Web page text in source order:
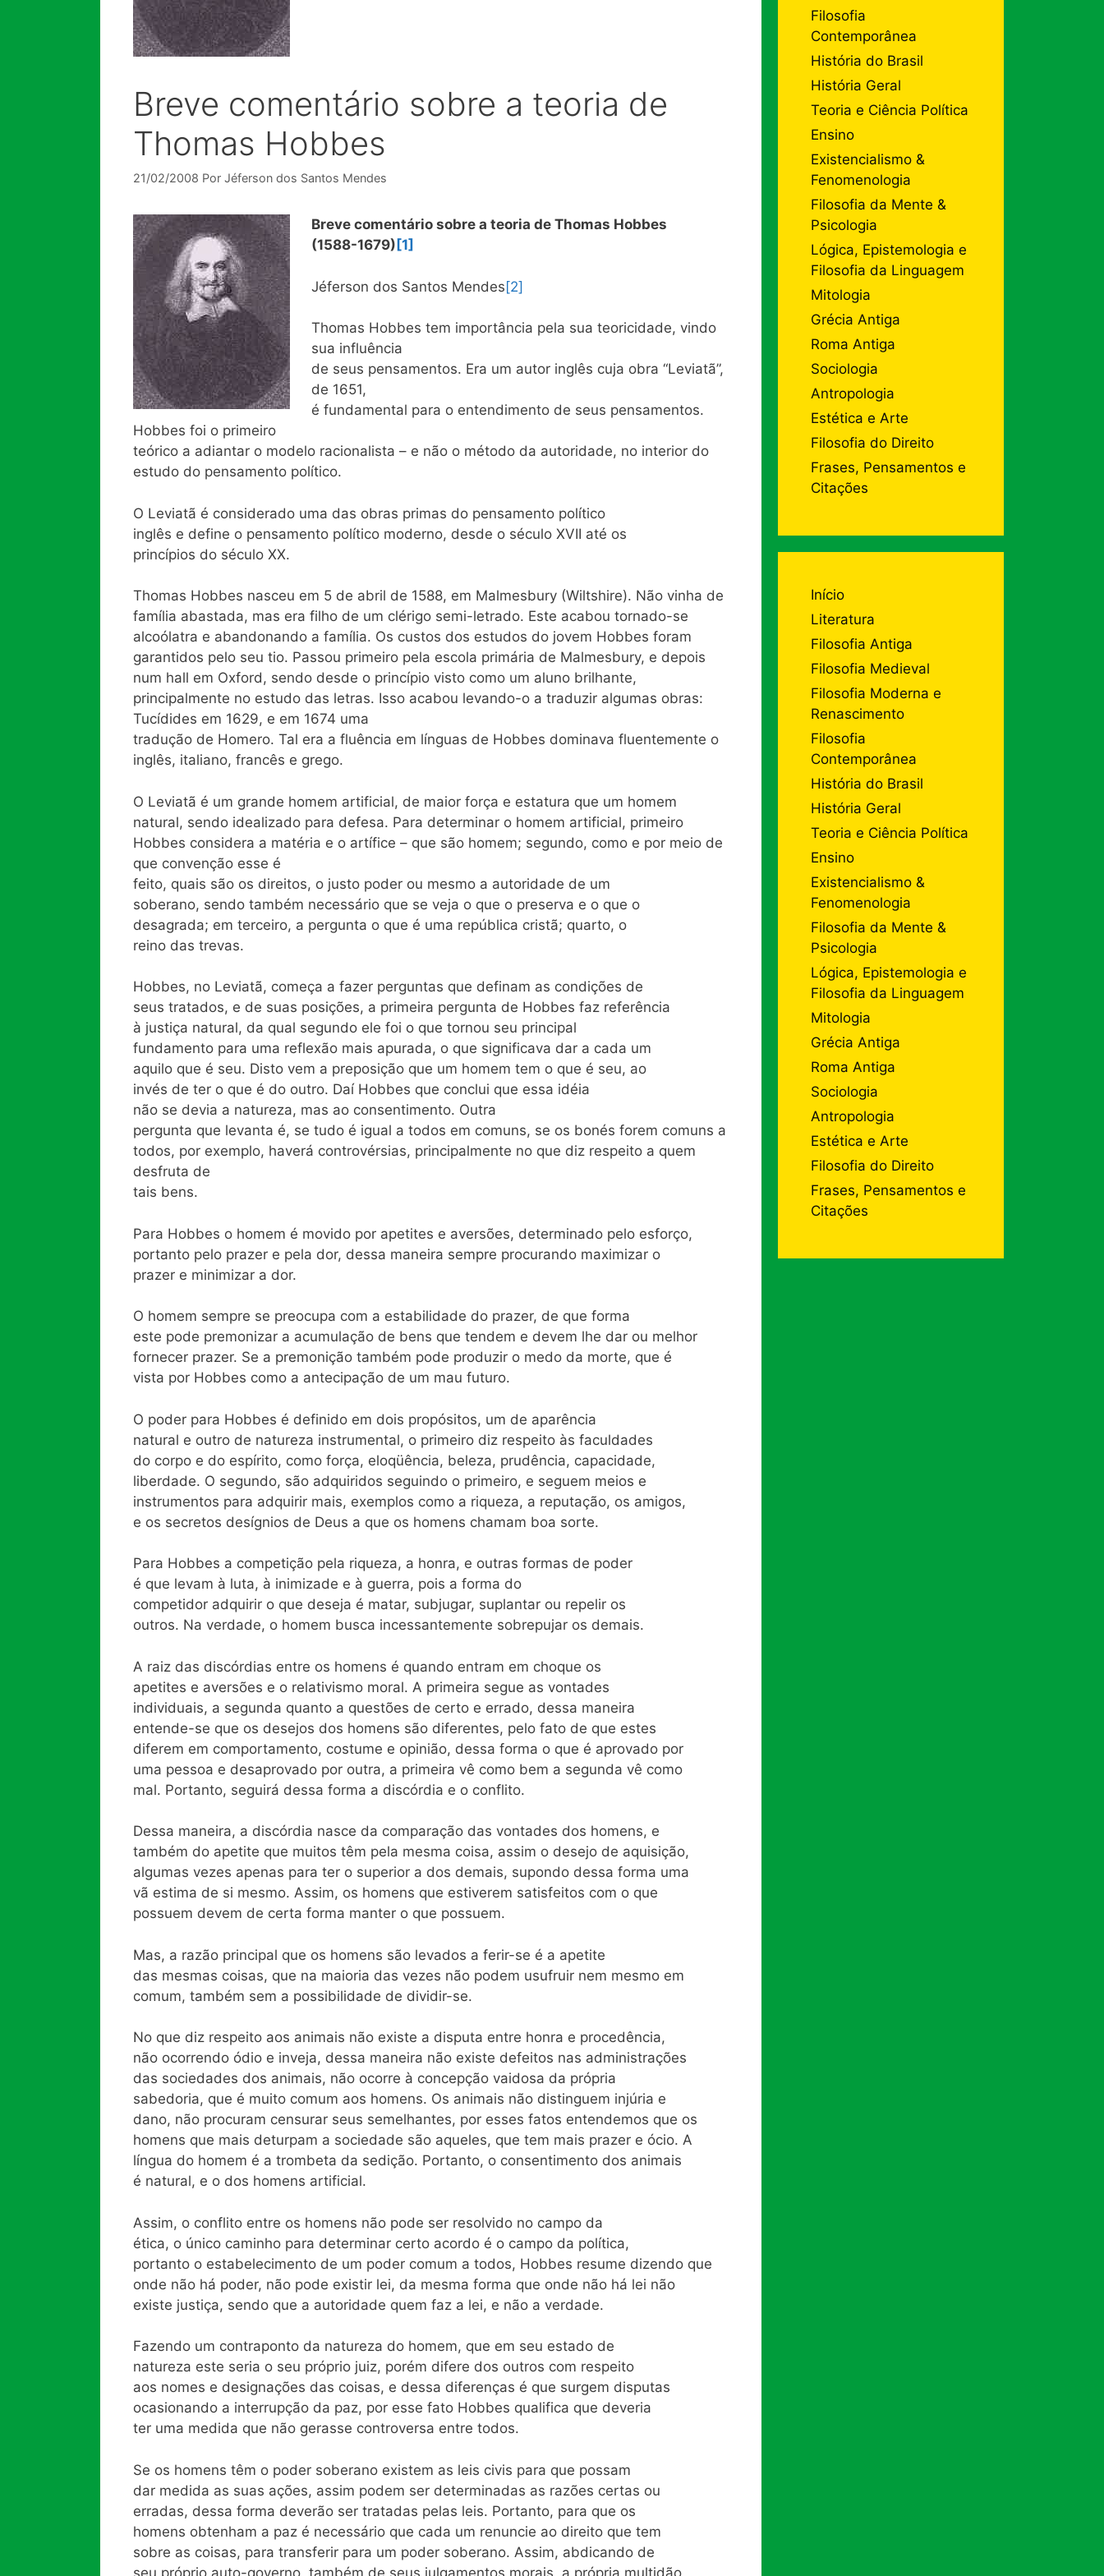
Breve comentário sobre a teoria de
Thomas Hobbes
21/02/2008 Por Jéferson dos Santos Mendes
Breve comentário sobre a teoria de Thomas Hobbes
(1588-1679) [1]
Jéferson dos Santos Mendes[2]
Thomas Hobbes tem importância pela sua teoricidade, vindo
sua influência
de seus pensamentos. Era um autor inglês cuja obra “Leviatã”,
de 1651,
é fundamental para o entendimento de seus pensamentos.
Hobbes foi o primeiro
teórico a adiantar o modelo racionalista – e não o método da autoridade, no interior do
estudo do pensamento político.
O Leviatã é considerado uma das obras primas do pensamento político
inglês e define o pensamento político moderno, desde o século XVII até os
princípios do século XX.
Thomas Hobbes nasceu em 5 de abril de 1588, em Malmesbury (Wiltshire). Não vinha de
família abastada, mas era filho de um clérigo semi-letrado. Este acabou tornado-se
alcoólatra e abandonando a família. Os custos dos estudos do jovem Hobbes foram
garantidos pelo seu tio. Passou primeiro pela escola primária de Malmesbury, e depois
num hall em Oxford, sendo desde o princípio visto como um aluno brilhante,
principalmente no estudo das letras. Isso acabou levando-o a traduzir algumas obras:
Tucídides em 1629, e em 1674 uma
tradução de Homero. Tal era a fluência em línguas de Hobbes dominava fluentemente o
inglês, italiano, francês e grego.
O Leviatã é um grande homem artificial, de maior força e estatura que um homem
natural, sendo idealizado para defesa. Para determinar o homem artificial, primeiro
Hobbes considera a matéria e o artífice – que são homem; segundo, como e por meio de
que convenção esse é
feito, quais são os direitos, o justo poder ou mesmo a autoridade de um
soberano, sendo também necessário que se veja o que o preserva e o que o
desagrada; em terceiro, a pergunta o que é uma república cristã; quarto, o
reino das trevas.
Hobbes, no Leviatã, começa a fazer perguntas que definam as condições de
seus tratados, e de suas posições, a primeira pergunta de Hobbes faz referência
à justiça natural, da qual segundo ele foi o que tornou seu principal
fundamento para uma reflexão mais apurada, o que significava dar a cada um
aquilo que é seu. Disto vem a preposição que um homem tem o que é seu, ao
invés de ter o que é do outro. Daí Hobbes que conclui que essa idéia
não se devia a natureza, mas ao consentimento. Outra
pergunta que levanta é, se tudo é igual a todos em comuns, se os bonés forem comuns a
todos, por exemplo, haverá controvérsias, principalmente no que diz respeito a quem
desfruta de
tais bens.
Para Hobbes o homem é movido por apetites e aversões, determinado pelo esforço,
portanto pelo prazer e pela dor, dessa maneira sempre procurando maximizar o
prazer e minimizar a dor.
O homem sempre se preocupa com a estabilidade do prazer, de que forma
este pode premonizar a acumulação de bens que tendem e devem lhe dar ou melhor
fornecer prazer. Se a premonição também pode produzir o medo da morte, que é
vista por Hobbes como a antecipação de um mau futuro.
O poder para Hobbes é definido em dois propósitos, um de aparência
natural e outro de natureza instrumental, o primeiro diz respeito às faculdades
do corpo e do espírito, como força, eloqüência, beleza, prudência, capacidade,
liberdade. O segundo, são adquiridos seguindo o primeiro, e seguem meios e
instrumentos para adquirir mais, exemplos como a riqueza, a reputação, os amigos,
e os secretos desígnios de Deus a que os homens chamam boa sorte.
Para Hobbes a competição pela riqueza, a honra, e outras formas de poder
é que levam à luta, à inimizade e à guerra, pois a forma do
competidor adquirir o que deseja é matar, subjugar, suplantar ou repelir os
outros. Na verdade, o homem busca incessantemente sobrepujar os demais.
A raiz das discórdias entre os homens é quando entram em choque os
apetites e aversões e o relativismo moral. A primeira segue as vontades
individuais, a segunda quanto a questões de certo e errado, dessa maneira
entende-se que os desejos dos homens são diferentes, pelo fato de que estes
diferem em comportamento, costume e opinião, dessa forma o que é aprovado por
uma pessoa e desaprovado por outra, a primeira vê como bem a segunda vê como
mal. Portanto, seguirá dessa forma a discórdia e o conflito.
Dessa maneira, a discórdia nasce da comparação das vontades dos homens, e
também do apetite que muitos têm pela mesma coisa, assim o desejo de aquisição,
algumas vezes apenas para ter o superior a dos demais, supondo dessa forma uma
vã estima de si mesmo. Assim, os homens que estiverem satisfeitos com o que
possuem devem de certa forma manter o que possuem.
Mas, a razão principal que os homens são levados a ferir-se é a apetite
das mesmas coisas, que na maioria das vezes não podem usufruir nem mesmo em
comum, também sem a possibilidade de dividir-se.
No que diz respeito aos animais não existe a disputa entre honra e procedência,
não ocorrendo ódio e inveja, dessa maneira não existe defeitos nas administrações
das sociedades dos animais, não ocorre à concepção vaidosa da própria
sabedoria, que é muito comum aos homens. Os animais não distinguem injúria e
dano, não procuram censurar seus semelhantes, por esses fatos entendemos que os
homens que mais deturpam a sociedade são aqueles, que tem mais prazer e ócio. A
língua do homem é a trombeta da sedição. Portanto, o consentimento dos animais
é natural, e o dos homens artificial.
Assim, o conflito entre os homens não pode ser resolvido no campo da
ética, o único caminho para determinar certo acordo é o campo da política,
portanto o estabelecimento de um poder comum a todos, Hobbes resume dizendo que
onde não há poder, não pode existir lei, da mesma forma que onde não há lei não
existe justiça, sendo que a autoridade quem faz a lei, e não a verdade.
Fazendo um contraponto da natureza do homem, que em seu estado de
natureza este seria o seu próprio juiz, porém difere dos outros com respeito
aos nomes e designações das coisas, e dessa diferenças é que surgem disputas
ocasionando a interrupção da paz, por esse fato Hobbes qualifica que deveria
ter uma medida que não gerasse controversa entre todos.
Se os homens têm o poder soberano existem as leis civis para que possam
dar medida as suas ações, assim podem ser determinadas as razões certas ou
erradas, dessa forma deverão ser tratadas pelas leis. Portanto, para que os
homens obtenham a paz é necessário que cada um renuncie ao direito que tem
sobre as coisas, para transferir para um poder soberano. Assim, abdicando de
seu próprio auto-governo, também de seus julgamentos morais, a própria multidão
Filosofia
Contemporânea
História do Brasil
História Geral
Teoria e Ciência Política
Ensino
Existencialismo &
Fenomenologia
Filosofia da Mente &
Psicologia
Lógica, Epistemologia e
Filosofia da Linguagem
Mitologia
Grécia Antiga
Roma Antiga
Sociologia
Antropologia
Estética e Arte
Filosofia do Direito
Frases, Pensamentos e
Citações
Início
Literatura
Filosofia Antiga
Filosofia Medieval
Filosofia Moderna e
Renascimento
Filosofia
Contemporânea
História do Brasil
História Geral
Teoria e Ciência Política
Ensino
Existencialismo &
Fenomenologia
Filosofia da Mente &
Psicologia
Lógica, Epistemologia e
Filosofia da Linguagem
Mitologia
Grécia Antiga
Roma Antiga
Sociologia
Antropologia
Estética e Arte
Filosofia do Direito
Frases, Pensamentos e
Citações